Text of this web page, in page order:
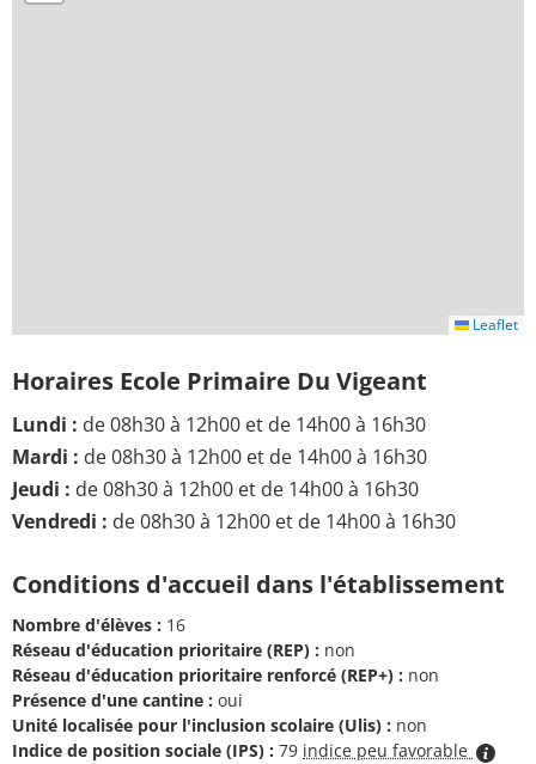
Leaflet
Horaires Ecole Primaire Du Vigeant
Lundi : de 08h30 à 12h00 et de 14h00 à 16h30
Mardi : de 08h30 à 12h00 et de 14h00 à 16h30
Jeudi : de 08h30 à 12h00 et de 14h00 à 16h30
Vendredi : de 08h30 à 12h00 et de 14h00 à 16h30
Conditions d'accueil dans l'établissement
Nombre d'élèves : 16
Réseau d'éducation prioritaire (REP) : non
Réseau d'éducation prioritaire renforcé (REP+) : non
Présence d'une cantine : oui
Unité localisée pour l'inclusion scolaire (Ulis) : non
Indice de position sociale (IPS) : 79 indice peu favorable